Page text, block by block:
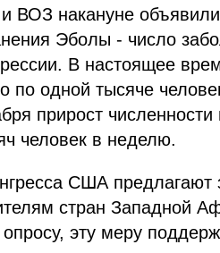
накануне
Эболы - число
В настоящее
по одной тысяче
прирост
человек в неделю.
США предлагают
стран Западной
эту меру